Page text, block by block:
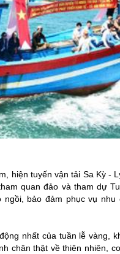
hiện tuyến vận tải Sa Kỳ -
quan đảo và tham dự
bảo đảm phục vụ
nhất của tuần lễ vàng,
chân thật về thiên nhiên,